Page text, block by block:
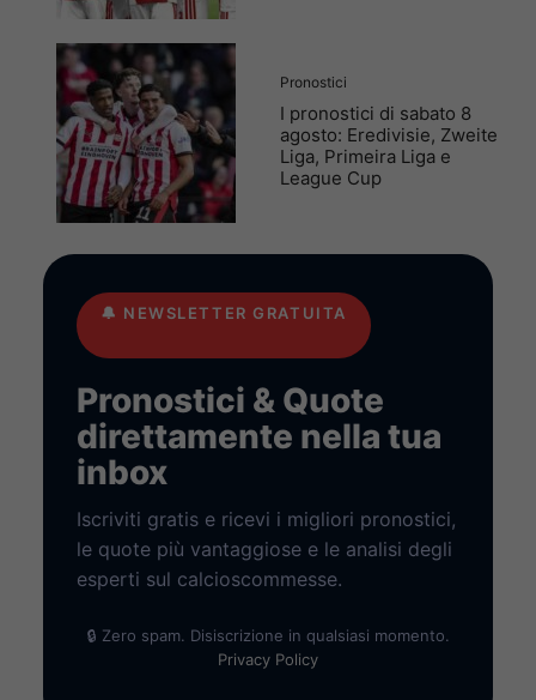
Pronostici
I pronostici di sabato 8
agosto: Eredivisie, Zweite
Liga, Primeira Liga e
League Cup
🔔 NEWSLETTER GRATUITA
Pronostici & Quote
direttamente nella tua
inbox
Iscriviti gratis e ricevi i migliori pronostici,
le quote più vantaggiose e le analisi degli
esperti sul calcioscommesse.
🔒 Zero spam. Disiscrizione in qualsiasi momento.
Privacy Policy